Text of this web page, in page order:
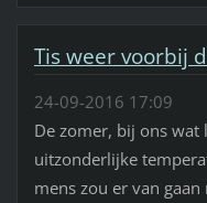
Tis weer voorbij
24-09-2016 17:09
De zomer, bij ons
uitzonderlijke
mens zou er van